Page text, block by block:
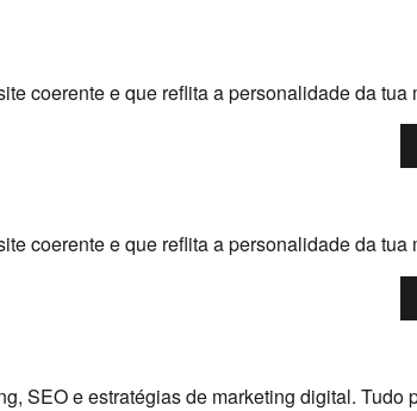
coerente e que reflita a personalidade da
coerente e que reflita a personalidade da
SEO e estratégias de marketing digital. Tudo